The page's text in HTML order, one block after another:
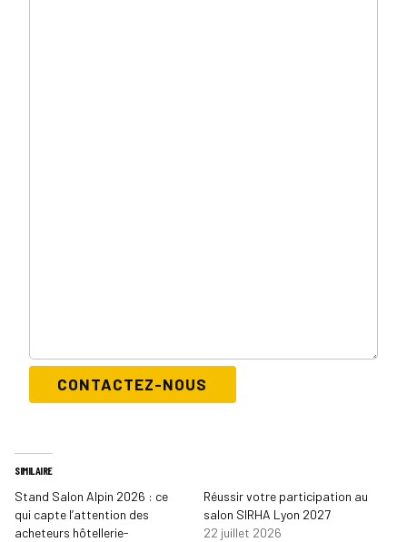
CONTACTEZ-NOUS
SIMILAIRE
Stand Salon Alpin 2026 : ce
qui capte l’attention des
acheteurs hôtellerie-
Réussir votre participation au
salon SIRHA Lyon 2027
22 juillet 2026